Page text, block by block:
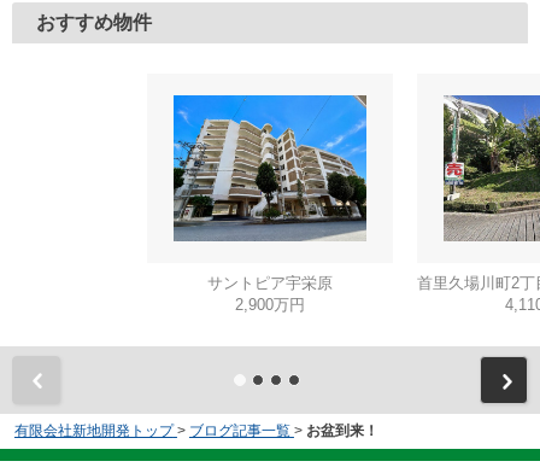
おすすめ物件
サントピア宇栄原
2,900万円
有限会社新地開発トップ > ブログ記事一覧 > お盆到来！